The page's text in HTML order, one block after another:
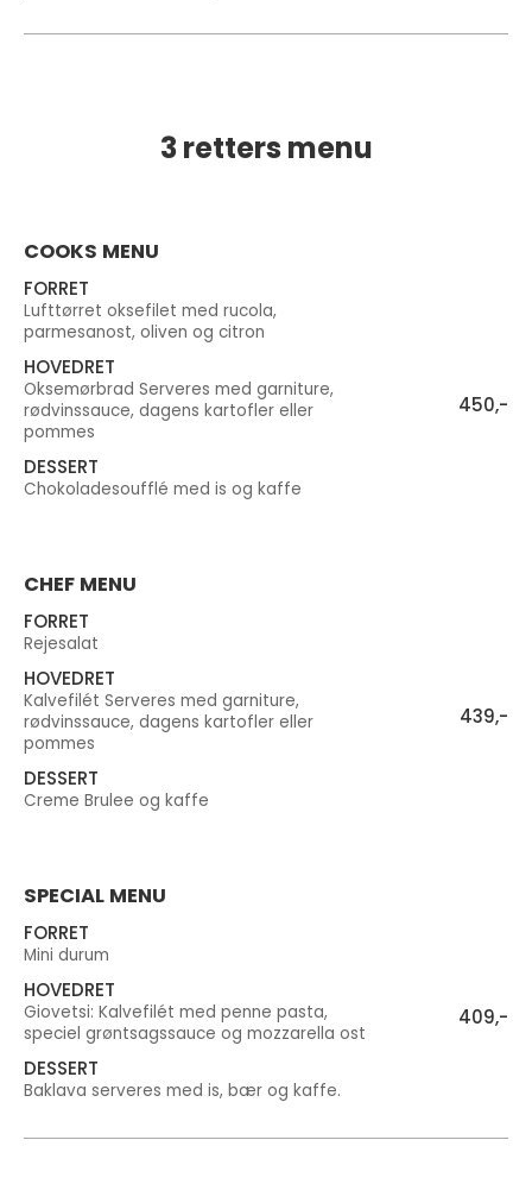
3 retters menu
COOKS MENU
FORRET
Lufttørret oksefilet med rucola,
parmesanost, oliven og citron
HOVEDRET
Oksemørbrad Serveres med garniture,
rødvinssauce, dagens kartofler eller
pommes
450,-
DESSERT
Chokoladesoufflé med is og kaffe
CHEF MENU
FORRET
Rejesalat
HOVEDRET
Kalvefilét Serveres med garniture,
rødvinssauce, dagens kartofler eller
pommes
439,-
DESSERT
Creme Brulee og kaffe
SPECIAL MENU
FORRET
Mini durum
HOVEDRET
Giovetsi: Kalvefilét med penne pasta,
speciel grøntsagssauce og mozzarella ost
409,-
DESSERT
Baklava serveres med is, bær og kaffe.